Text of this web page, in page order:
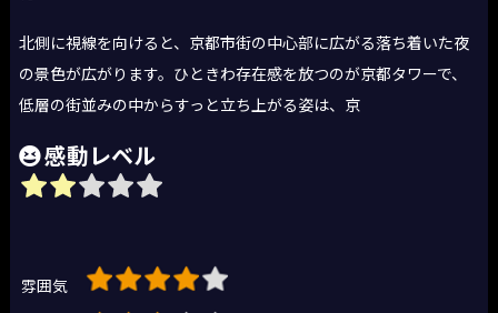
北側に視線を向けると、京都市街の中心部に広がる落ち着いた夜
の景色が広がります。ひときわ存在感を放つのが京都タワーで、
低層の街並みの中からすっと立ち上がる姿は、京
感動レベル
雰囲気